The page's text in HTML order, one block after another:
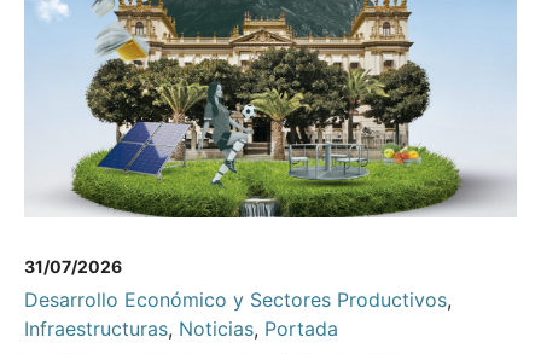
31/07/2026
Desarrollo Económico y Sectores Productivos,
Infraestructuras, Noticias, Portada